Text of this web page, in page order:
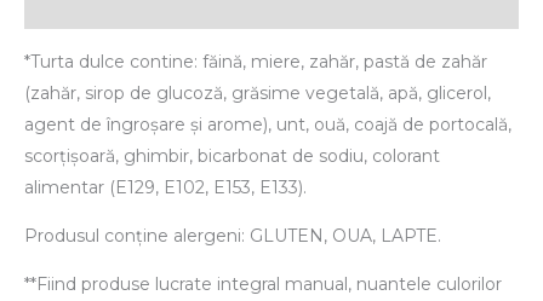
*Turta dulce contine: făină, miere, zahăr, pastă de zahăr
(zahăr, sirop de glucoză, grăsime vegetală, apă, glicerol,
agent de îngroșare și arome), unt, ouă, coajă de portocală,
scorțișoară, ghimbir, bicarbonat de sodiu, colorant
alimentar (E129, E102, E153, E133).
Produsul conține alergeni: GLUTEN, OUA, LAPTE.
**Fiind produse lucrate integral manual, nuantele culorilor